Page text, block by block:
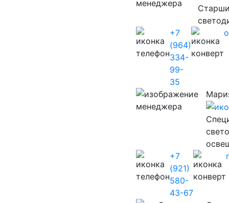
+7
(964)
334-
99-
35
+7
(921)
580-
43-67